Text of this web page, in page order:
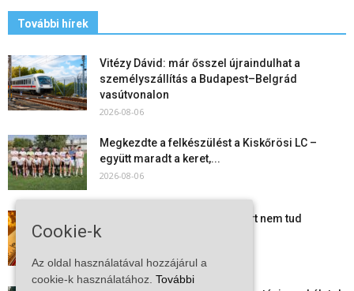
További hírek
Vitézy Dávid: már ősszel újraindulhat a
személyszállítás a Budapest–Belgrád
vasútvonalon
2026-08-06
Megkezdte a felkészülést a Kiskőrösi LC –
együtt maradt a keret,...
2026-08-06
Mi történik Európa felett? Ezért nem tud
szabadulni a kontinens a...
Cookie-k
Az oldal használatával hozzájárul a
cookie-k használatához. További